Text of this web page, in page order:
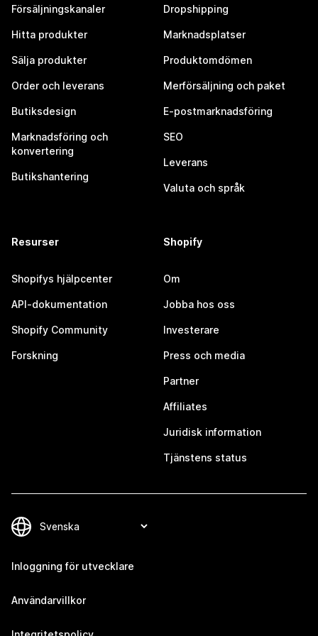
Försäljningskanaler
Hitta produkter
Sälja produkter
Order och leverans
Butiksdesign
Marknadsföring och
konvertering
Butikshantering
Dropshipping
Marknadsplatser
Produktomdömen
Merförsäljning och paket
E-postmarknadsföring
SEO
Leverans
Valuta och språk
Resurser
Shopifys hjälpcenter
API-dokumentation
Shopify Community
Forskning
Shopify
Om
Jobba hos oss
Investerare
Press och media
Partner
Affiliates
Juridisk information
Tjänstens status
Inloggning för utvecklare
Användarvillkor